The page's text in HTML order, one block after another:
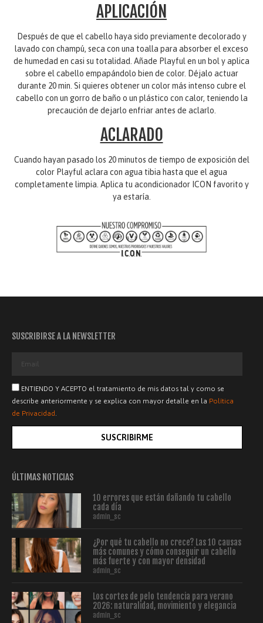
APLICACIÓN
Después de que el cabello haya sido previamente decolorado y
lavado con champú, seca con una toalla para absorber el exceso
de humedad en casi su totalidad. Añade Playful en un bol y aplica
sobre el cabello empapándolo bien de color. Déjalo actuar
durante 20 min. Si quieres obtener un color más intenso cubre el
cabello con un gorro de baño o un plástico con calor, teniendo la
precaución de dejarlo enfriar antes de aclarlo.
ACLARADO
Cuando hayan pasado los 20 minutos de tiempo de exposición del
color Playful aclara con agua tibia hasta que el agua
completamente limpia. Aplica tu acondicionador ICON favorito y
ya estaría.
ÚLTIMAS NOTICIAS
10 errores que están dañando tu cabello
cada día
admin_sc
¿Por qué tu cabello no crece? Las 10 causas
más comunes y cómo conseguir un cabello
más fuerte y con mayor densidad
admin_sc
Los cortes de pelo tendencia para verano
2026: naturalidad, movimiento y elegancia
admin_sc
SUSCRIBIRSE A LA NEWSLETTER
ENTIENDO Y ACEPTO el tratamiento de mis datos tal y como se
describe anteriormente y se explica con mayor detalle en la Política
de Privacidad.
SUSCRIBIRME